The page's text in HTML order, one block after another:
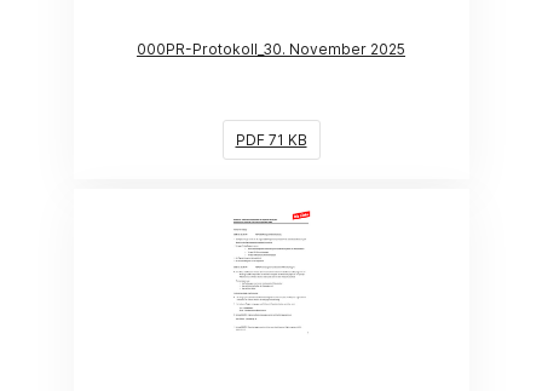
000PR-Protokoll_30. November 2025
PDF 71 KB
(Link öffnet ein neues Fenster)